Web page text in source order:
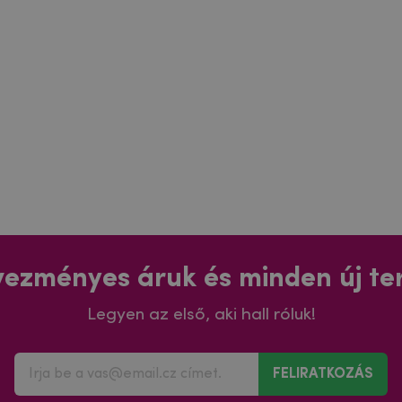
áruk és minden új
Legyen az első, aki hall róluk!
FELIRATKOZÁS